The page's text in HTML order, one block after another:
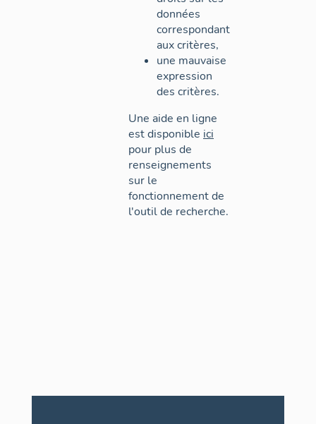
données
correspondant
aux critères,
une mauvaise
expression
des critères.
Une aide en ligne
est disponible ici
pour plus de
renseignements
sur le
fonctionnement de
l'outil de recherche.